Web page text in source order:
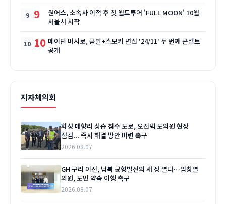
9
원어스, 소속사 이적 후 첫 월드투어 'FULL MOON' 10월
서울서 시작
10 메이딘 마시로, 금발+스모키 변신 '24/11' 두 번째 콘셉트
공개
지자체의회
화성 매향리 상습 침수 도로, 오진택 도의원 현장
점검... 즉시 해결 방안 마련 촉구
2026.08.07
GH 구리 이전, 남북 균형발전의 새 장 열다…임창열
의원, 도민 약속 이행 촉구
2026.08.07